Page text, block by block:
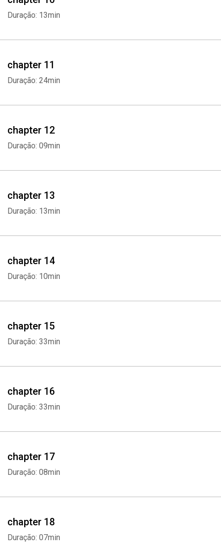
Duração: 13min
chapter 11
Duração: 24min
chapter 12
Duração: 09min
chapter 13
Duração: 13min
chapter 14
Duração: 10min
chapter 15
Duração: 33min
chapter 16
Duração: 33min
chapter 17
Duração: 08min
chapter 18
Duração: 07min